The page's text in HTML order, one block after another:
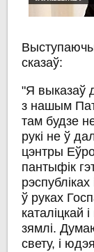
сказаў:
"Я выказаў
з нашым
там будзе
рукі не ў
цэнтры
пантыфік
ў руках
каталіцкай
зямлі.
свету, і